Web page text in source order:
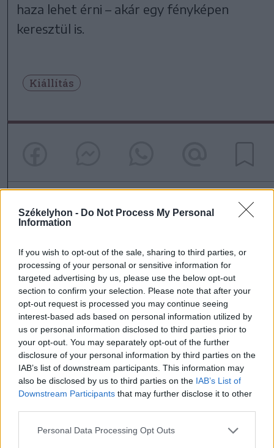
Székelyhon - Do Not Process My Personal
Information
If you wish to opt-out of the sale, sharing to third parties, or
processing of your personal or sensitive information for
targeted advertising by us, please use the below opt-out
section to confirm your selection. Please note that after your
opt-out request is processed you may continue seeing
interest-based ads based on personal information utilized by
us or personal information disclosed to third parties prior to
your opt-out. You may separately opt-out of the further
disclosure of your personal information by third parties on the
IAB’s list of downstream participants. This information may
also be disclosed by us to third parties on the IAB’s List of
Downstream Participants that may further disclose it to other
Personal Data Processing Opt Outs
haza lehet érni – akár egy fényképen
keresztül is.
Kiállítás
Ezek is érdekelhetik
Székelyhon
Vaddisznó szaladt le a
budapesti metróba, felszállt
az egyik kocsira, majd
kilőtték – videóval
Székelyhon